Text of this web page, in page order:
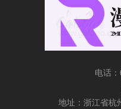
电话：
地址：浙江省杭